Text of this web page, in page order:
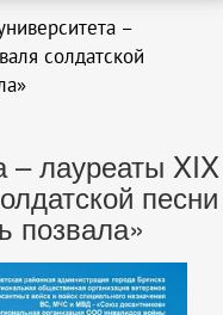
–
солдатской
– лауреаты XIX
песни
позвала»